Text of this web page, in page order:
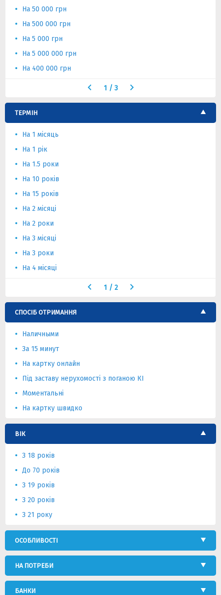
На 50 000 грн
На 500 000 грн
На 5 000 грн
На 5 000 000 грн
На 400 000 грн
1 / 3
ТЕРМІН
На 1 місяць
На 1 рік
На 1.5 роки
На 10 років
На 15 років
На 2 місяці
На 2 роки
На 3 місяці
На 3 роки
На 4 місяці
1 / 2
СПОСІБ ОТРИМАННЯ
Наличными
За 15 минут
На картку онлайн
Під заставу нерухомості з поганою КІ
Моментальні
На картку швидко
ВІК
З 18 років
До 70 років
З 19 років
З 20 років
З 21 року
ОСОБЛИВОСТІ
НА ПОТРЕБИ
БАНКИ